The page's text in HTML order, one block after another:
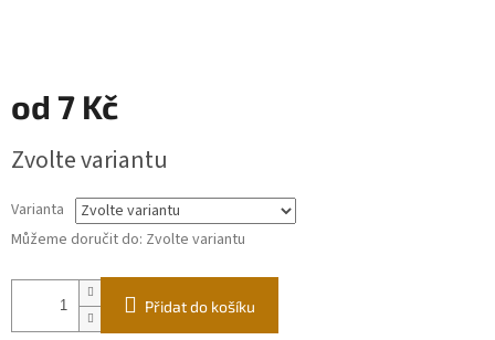
od 7 Kč
cena:
Zvolte variantu
Varianta
Můžeme doručit do: Zvolte variantu
Přidat do košíku